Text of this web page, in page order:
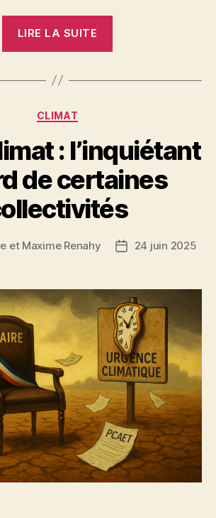
LIRE LA SUITE
« L’humour
000
personnes
de
propos
racistes »
Catégories
CLIMAT
: l’inquiétant
de certaines
et Maxime Renahy
Date24 juin 2025